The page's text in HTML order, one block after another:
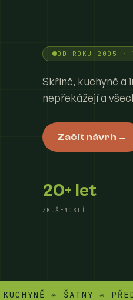
OD ROKU 2005 ·
Skříně, kuchyně a
nepřekážejí a
Začít návrh →
20+ let
ZKUŠENOSTÍ
✳ ŠATNY ✳